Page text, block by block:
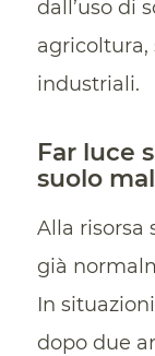
dall’uso di
agricoltura,
industriali.
Far luce
suolo
Alla risorsa
già
In
dopo due